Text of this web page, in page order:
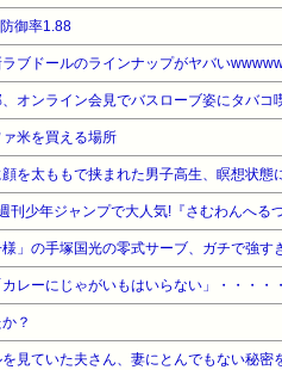
御率1.88
ラブドールのラインナップがヤバい
オンライン会見でバスローブ姿にタバコ
ァ米を買える場所
顔を太ももで挟まれた男子高生、瞑想状態
刊少年ジャンプで大人気!『さむわんへ
様」の手塚国光の零式サーブ、ガチで強す
カレーにじゃがいもはいらない」・・・・
？
見ていた夫さん、妻にとんでもない秘密